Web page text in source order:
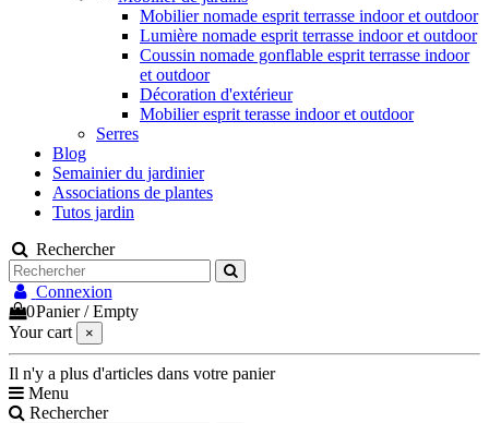
Mobilier nomade esprit terrasse indoor et outdoor
Lumière nomade esprit terrasse indoor et outdoor
Coussin nomade gonflable esprit terrasse indoor
et outdoor
Décoration d'extérieur
Mobilier esprit terasse indoor et outdoor
Serres
Blog
Semainier du jardinier
Associations de plantes
Tutos jardin
Rechercher
Connexion
0Panier /Empty
Your cart
×
Il n'y a plus d'articles dans votre panier
Menu
Rechercher